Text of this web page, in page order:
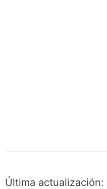
Última actualización: